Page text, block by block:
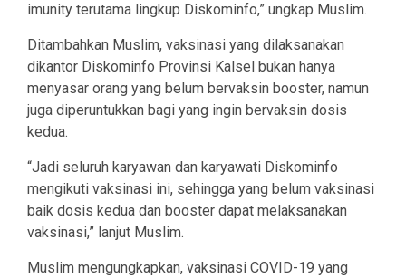
imunity terutama lingkup Diskominfo,” ungkap Muslim.
Ditambahkan Muslim, vaksinasi yang dilaksanakan
dikantor Diskominfo Provinsi Kalsel bukan hanya
menyasar orang yang belum bervaksin booster, namun
juga diperuntukkan bagi yang ingin bervaksin dosis
kedua.
“Jadi seluruh karyawan dan karyawati Diskominfo
mengikuti vaksinasi ini, sehingga yang belum vaksinasi
baik dosis kedua dan booster dapat melaksanakan
vaksinasi,” lanjut Muslim.
Muslim mengungkapkan, vaksinasi COVID-19 yang